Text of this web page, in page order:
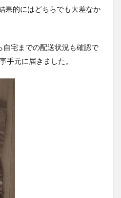
果的にはどちらでも大差なか
自宅までの配送状況も確認で
手元に届きました。